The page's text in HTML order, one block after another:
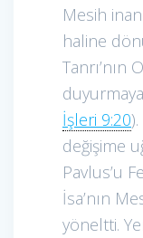
Mesih
haline
İşleri 9:20
değişime
Pavlus’u
İsa’nın
yöneltti.